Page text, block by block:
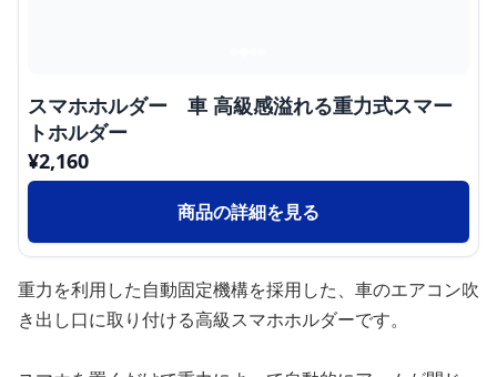
スマホホルダー 車 高級感溢れる重力式スマー
トホルダー
¥2,160
商品の詳細を見る
重力を利用した自動固定機構を採用した、車のエアコン吹
き出し口に取り付ける高級スマホホルダーです。